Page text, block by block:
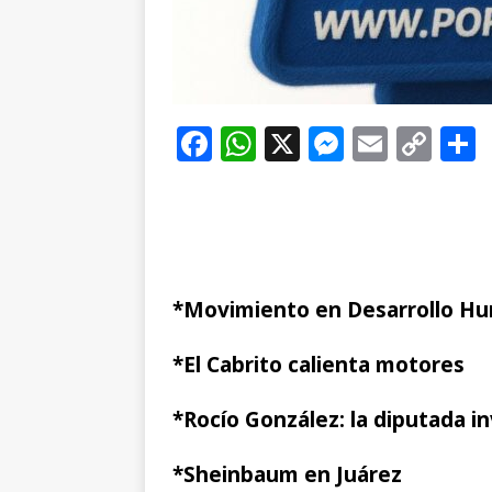
F
o
o
W
p
p
X M
g
e
E C
n
k
*Movimiento en Desarrollo
*El Cabrito calienta motores
*Rocío González: la diputada
*Sheinbaum en Juárez